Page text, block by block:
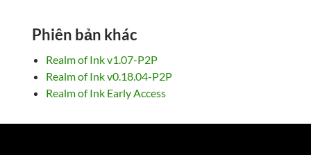
Phiên bản khác
Realm of Ink v1.07-P2P
Realm of Ink v0.18.04-P2P
Realm of Ink Early Access